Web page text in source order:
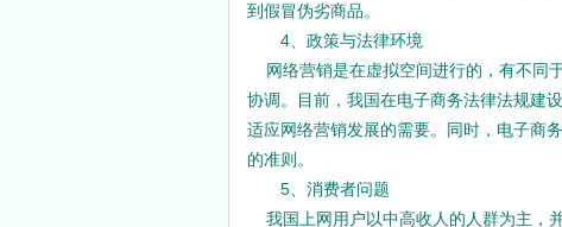
到假冒伪劣商品。
4、政策与法律环境
网络营销是在虚拟空间进行的，有不同
协调。目前，我国在电子商务法律法规建
适应网络营销发展的需要。同时，电子商
的准则。
5、消费者问题
我国上网用户以中高收人的人群为主，